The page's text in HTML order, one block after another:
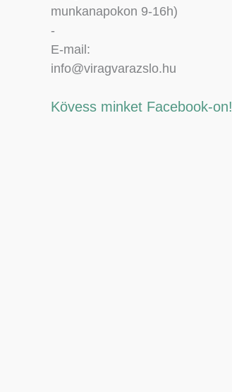
munkanapokon 9-16h)
-
E-mail:
info@viragvarazslo.hu
Kövess minket Facebook-on!